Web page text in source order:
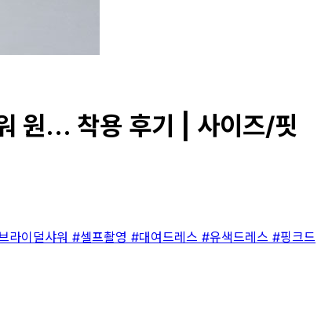
원... 착용 후기 | 사이즈/핏
라이덜샤워 #셀프촬영 #대여드레스 #유색드레스 #핑크드